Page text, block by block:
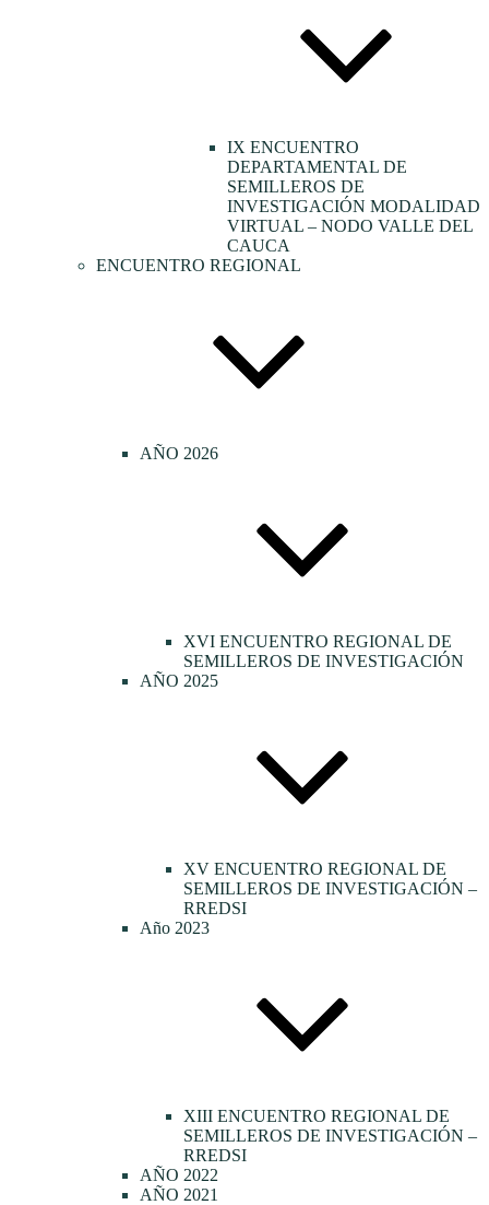
IX ENCUENTRO
DEPARTAMENTAL DE
SEMILLEROS DE
INVESTIGACIÓN MODALIDAD
VIRTUAL – NODO VALLE DEL
CAUCA
ENCUENTRO REGIONAL
AÑO 2026
XVI ENCUENTRO REGIONAL DE
SEMILLEROS DE INVESTIGACIÓN
AÑO 2025
XV ENCUENTRO REGIONAL DE
SEMILLEROS DE INVESTIGACIÓN –
RREDSI
Año 2023
XIII ENCUENTRO REGIONAL DE
SEMILLEROS DE INVESTIGACIÓN –
RREDSI
AÑO 2022
AÑO 2021